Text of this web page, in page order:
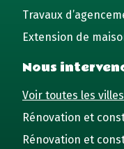
Travaux
Extension de
Nous
Voir toutes les villes
Rénovation et
Rénovation et